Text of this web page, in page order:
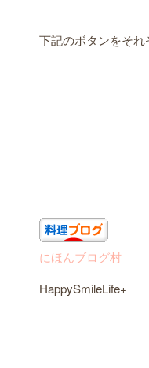
下記のボタンをそ
にほんブログ村
HappySmileLife+